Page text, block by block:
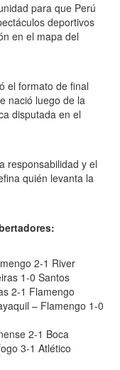
para que Perú
deportivos
en el mapa del
el formato de final
nació luego de la
disputada en el
responsabilidad y el
quién levanta la
2-1 River
1-0 Santos
2-1 Flamengo
– Flamengo 1-0
2-1 Boca
3-1 Atlético